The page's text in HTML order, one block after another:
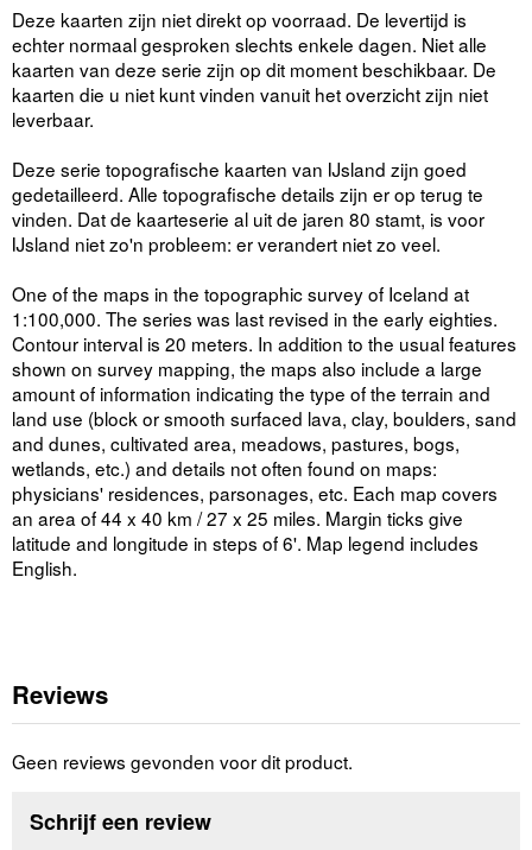
Deze kaarten zijn niet direkt op voorraad. De levertijd is
echter normaal gesproken slechts enkele dagen. Niet alle
kaarten van deze serie zijn op dit moment beschikbaar. De
kaarten die u niet kunt vinden vanuit het overzicht zijn niet
leverbaar.
Deze serie topografische kaarten van IJsland zijn goed
gedetailleerd. Alle topografische details zijn er op terug te
vinden. Dat de kaarteserie al uit de jaren 80 stamt, is voor
IJsland niet zo'n probleem: er verandert niet zo veel.
One of the maps in the topographic survey of Iceland at
1:100,000. The series was last revised in the early eighties.
Contour interval is 20 meters. In addition to the usual features
shown on survey mapping, the maps also include a large
amount of information indicating the type of the terrain and
land use (block or smooth surfaced lava, clay, boulders, sand
and dunes, cultivated area, meadows, pastures, bogs,
wetlands, etc.) and details not often found on maps:
physicians' residences, parsonages, etc. Each map covers
an area of 44 x 40 km / 27 x 25 miles. Margin ticks give
latitude and longitude in steps of 6'. Map legend includes
English.
Reviews
Geen reviews gevonden voor dit product.
Schrijf een review